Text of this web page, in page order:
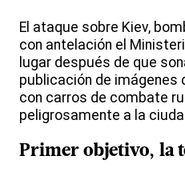
El ataque sobre Kiev,
con antelación el
lugar después de que
publicación de imágenes
con carros de combate
peligrosamente a la
Primer objetivo, la